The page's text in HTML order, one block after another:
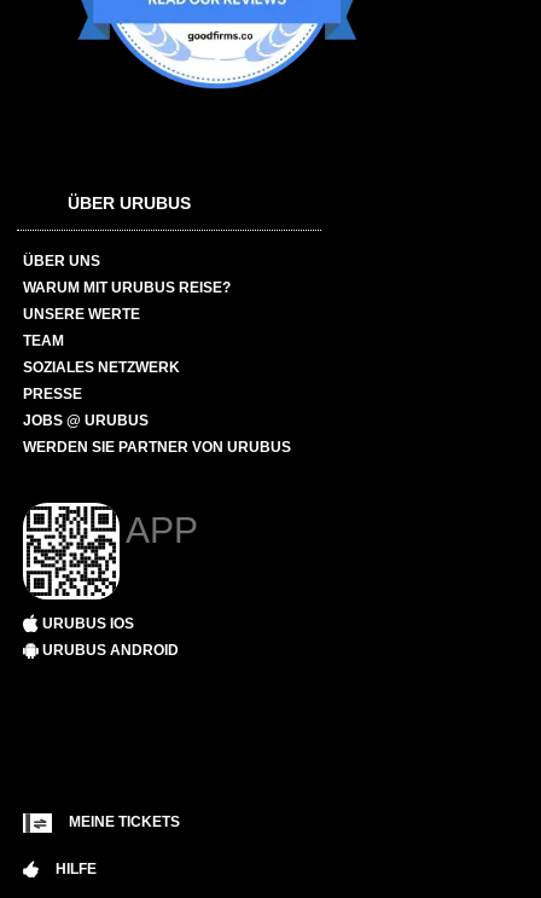
ÜBER URUBUS
ÜBER UNS
WARUM MIT URUBUS REISE?
UNSERE WERTE
TEAM
SOZIALES NETZWERK
PRESSE
JOBS @ URUBUS
WERDEN SIE PARTNER VON URUBUS
APP
URUBUS IOS
URUBUS ANDROID
MEINE TICKETS
HILFE